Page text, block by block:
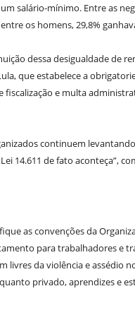
salário-mínimo. Entre as
os homens, 29,8%
dessa desigualdade de
que estabelece a
e multa
continuem
14.611 de fato aconteça”,
as convenções da
para trabalhadores e
livres da violência e assédio
privado, aprendizes e